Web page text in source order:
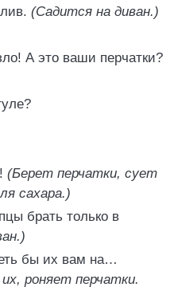
(Садится на диван.)
А это ваши перчатки?
(Берет перчатки, сует
сахара.)
брать только в
бы их вам на…
роняет перчатки.